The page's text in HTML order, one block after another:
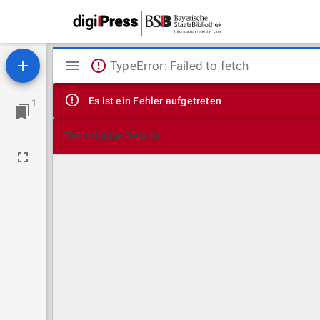
1
Mirador
Viewer
TypeError: Failed to fetch
Es ist ein Fehler aufgetreten
Technische Details